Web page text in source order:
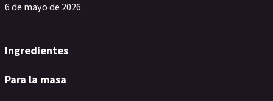
6 de mayo de 2026
Ingredientes
Para la masa